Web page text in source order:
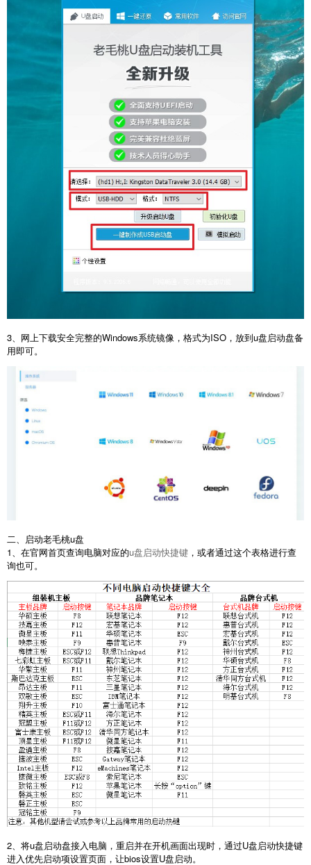
3、网上下载安全完整的Windows系统镜像，格式为ISO，放到u盘启动盘备
用即可。
二、启动老毛桃u盘
1、在官网首页查询电脑对应的u盘启动快捷键 ，或者通过这个表格进行查
询也可。
2、将u盘启动盘接入电脑，重启并在开机画面出现时，通过U盘启动快捷键
进入优先启动项设置页面，让bios设置U盘启动。